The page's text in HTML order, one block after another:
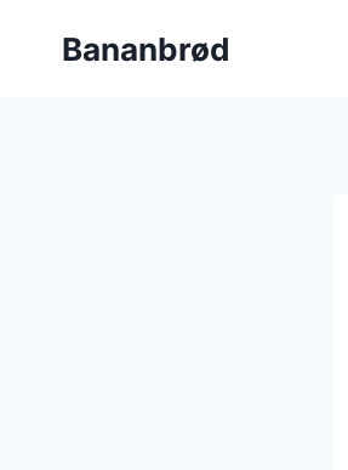
Bananbrød